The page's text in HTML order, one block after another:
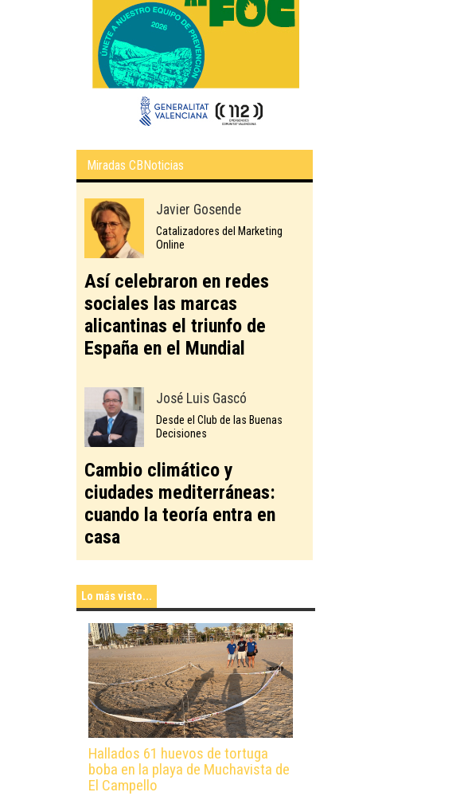
Miradas CBNoticias
Javier Gosende
Catalizadores del Marketing
Online
Así celebraron en redes
sociales las marcas
alicantinas el triunfo de
España en el Mundial
José Luis Gascó
Desde el Club de las Buenas
Decisiones
Cambio climático y
ciudades mediterráneas:
cuando la teoría entra en
casa
Lo más visto...
Hallados 61 huevos de tortuga
boba en la playa de Muchavista de
El Campello